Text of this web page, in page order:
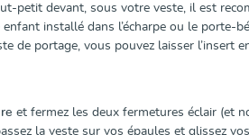
petit devant, sous votre veste, il est
installé dans l’écharpe ou le porte-
de portage, vous pouvez laisser
et fermez les deux fermetures éclair (et
la veste sur vos épaules et glissez